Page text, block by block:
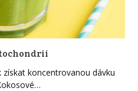
koncentrovanou dávku